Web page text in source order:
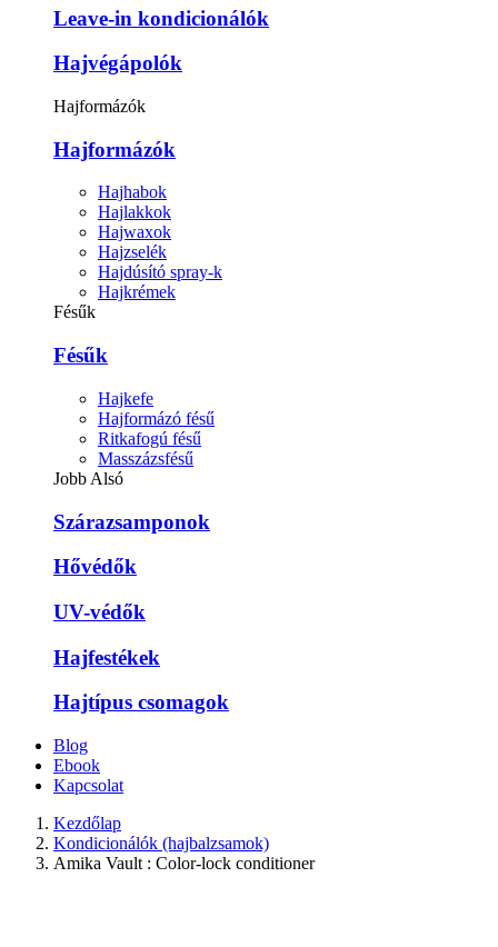
Leave-in kondicionálók
Hajvégápolók
Hajformázók
Hajformázók
Hajhabok
Hajlakkok
Hajwaxok
Hajzselék
Hajdúsító spray-k
Hajkrémek
Fésűk
Fésűk
Hajkefe
Hajformázó fésű
Ritkafogú fésű
Masszázsfésű
Jobb Alsó
Szárazsamponok
Hővédők
UV-védők
Hajfestékek
Hajtípus csomagok
Blog
Ebook
Kapcsolat
Kezdőlap
Kondicionálók (hajbalzsamok)
Amika Vault : Color-lock conditioner